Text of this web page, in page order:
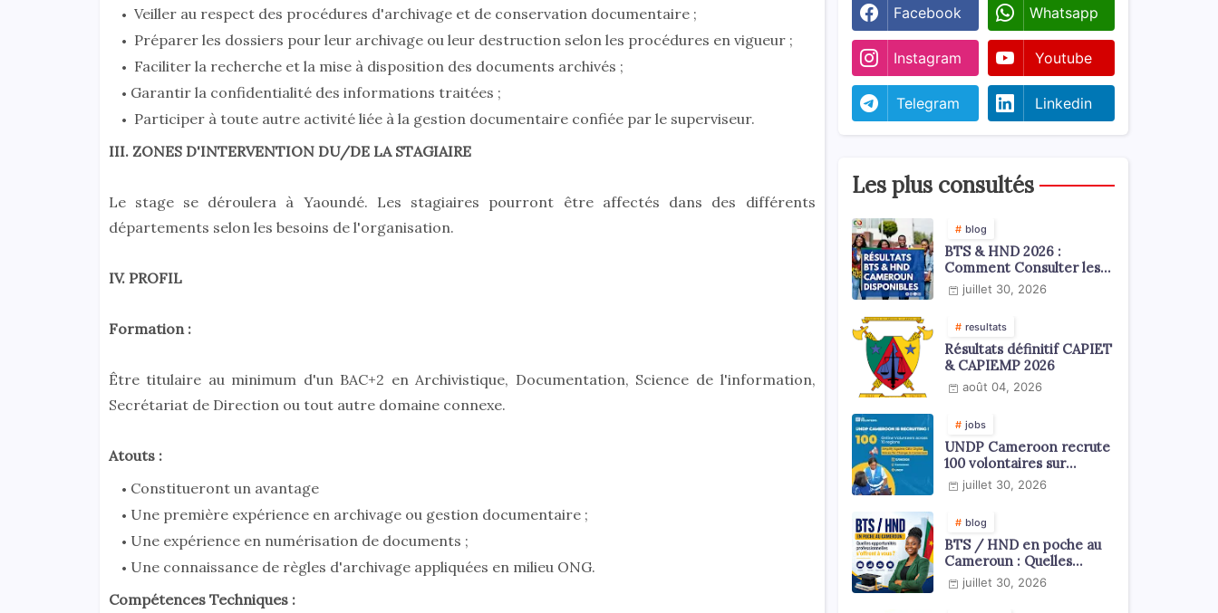
Veiller au respect des procédures d'archivage et de conservation documentaire ;
Préparer les dossiers pour leur archivage ou leur destruction selon les procédures en vigueur ;
Faciliter la recherche et la mise à disposition des documents archivés ;
Garantir la confidentialité des informations traitées ;
Participer à toute autre activité liée à la gestion documentaire confiée par le superviseur.
III. ZONES D'INTERVENTION DU/DE LA STAGIAIRE
Le stage se déroulera à Yaoundé. Les stagiaires pourront être affectés dans des différents
départements selon les besoins de l'organisation.
IV. PROFIL
Formation :
Être titulaire au minimum d'un BAC+2 en Archivistique, Documentation, Science de l'information,
Secrétariat de Direction ou tout autre domaine connexe.
Atouts :
Constitueront un avantage
Une première expérience en archivage ou gestion documentaire ;
Une expérience en numérisation de documents ;
Une connaissance de règles d'archivage appliquées en milieu ONG.
Compétences Techniques :
Facebook Whatsapp
Instagram Youtube
Telegram Linkedin
Les plus consultés
blog
BTS & HND 2026 :
Comment Consulter les
Résultats ?
juillet 30, 2026
resultats
Résultats définitif CAPIET
& CAPIEMP 2026
août 04, 2026
jobs
UNDP Cameroon recrute
100 volontaires sur
l'échelle du territoire
national
juillet 30, 2026
blog
BTS / HND en poche au
Cameroun : Quelles
opportunités
professionnelles s'offrent
juillet 30, 2026